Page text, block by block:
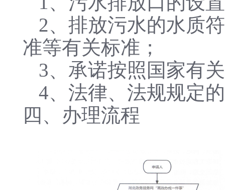
2、排放污水的水质
准等有关标准；
3、承诺按照国家有
4、法律、法规规定
四、办理流程